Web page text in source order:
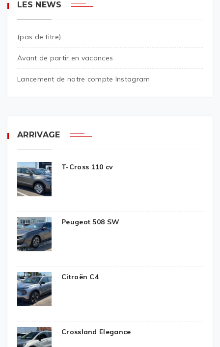
LES NEWS
(pas de titre)
Avant de partir en vacances
Lancement de notre compte Instagram
ARRIVAGE
T-Cross 110 cv
Peugeot 508 SW
Citroën C4
Crossland Elegance